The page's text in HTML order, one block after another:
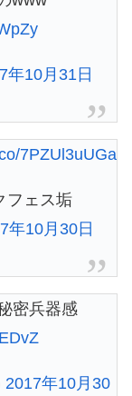
年10月31日
7PZUl3uUGa
フェス垢
年10月30日
密兵器感
2017年10月30